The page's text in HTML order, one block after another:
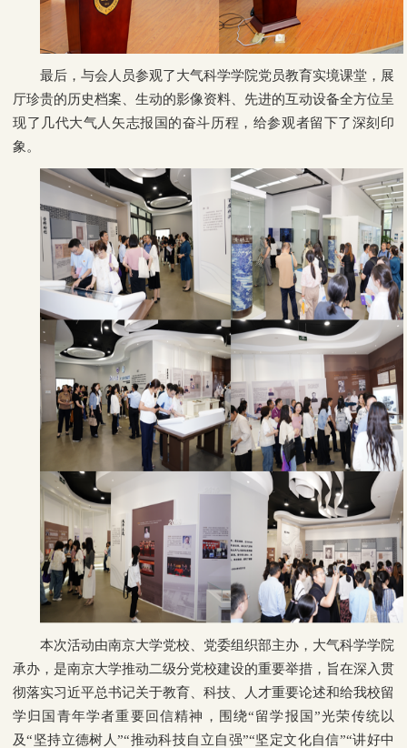
最后，与会人员参观了大气科学学院党员教育实境课堂，展
厅珍贵的历史档案、生动的影像资料、先进的互动设备全方位呈
现了几代大气人矢志报国的奋斗历程，给参观者留下了深刻印
象。
本次活动由南京大学党校、党委组织部主办，大气科学学院
承办，是南京大学推动二级分党校建设的重要举措，旨在深入贯
彻落实习近平总书记关于教育、科技、人才重要论述和给我校留
学归国青年学者重要回信精神，围绕“留学报国”光荣传统以
及“坚持立德树人”“推动科技自立自强”“坚定文化自信”“讲好中